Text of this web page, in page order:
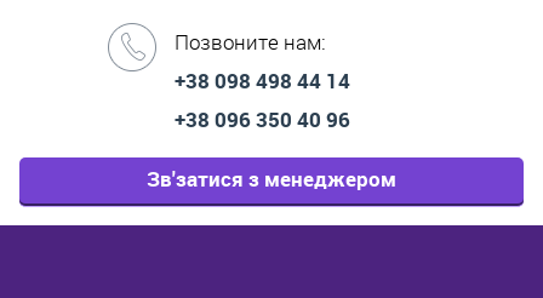
Позвоните нам:
+38 098 498 44 14
+38 096 350 40 96
Зв'затися з менеджером